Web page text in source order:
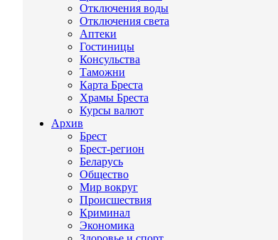
Отключения воды
Отключения света
Аптеки
Гостиницы
Консульства
Таможни
Карта Бреста
Храмы Бреста
Курсы валют
Архив
Брест
Брест-регион
Беларусь
Общество
Мир вокруг
Происшествия
Криминал
Экономика